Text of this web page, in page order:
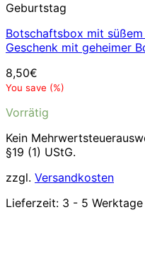
Geburtstag
Botschaftsbox mit
Geschenk mit geheimer
8,50€
You save (%)
Vorrätig
Kein
§19 (1) UStG.
zzgl. Versandkosten
Lieferzeit: 3 - 5 Werktage